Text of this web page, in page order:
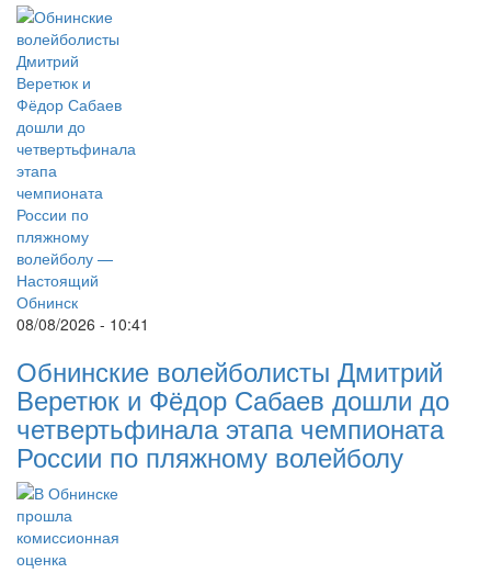
08/08/2026 - 10:41
Обнинские волейболисты Дмитрий
Веретюк и Фёдор Сабаев дошли до
четвертьфинала этапа чемпионата
России по пляжному волейболу